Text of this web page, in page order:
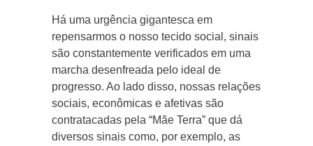
Há uma urgência gigantesca em
repensarmos o nosso tecido social, sinais
são constantemente verificados em uma
marcha desenfreada pelo ideal de
progresso. Ao lado disso, nossas relações
sociais, econômicas e afetivas são
contratacadas pela “Mãe Terra” que dá
diversos sinais como, por exemplo, as